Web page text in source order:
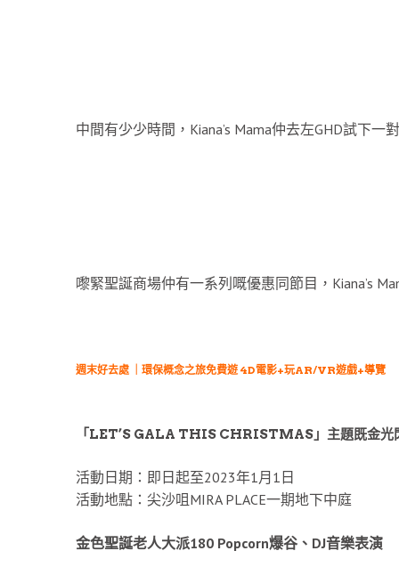
中間有少少時間，Kiana’s Mama仲去左GHD試下一
嚟緊聖誕商場仲有一系列嘅優惠同節目，Kiana’s
週末好去處 ｜環保概念之旅免費遊 4D電影+玩AR/VR遊戲+導覽
「LET’S GALA THIS CHRISTMAS」主題既金光
活動日期：即日起至2023年1月1日
活動地點：尖沙咀MIRA PLACE一期地下中庭
金色聖誕老人大派180 Popcorn爆谷、DJ音樂表演